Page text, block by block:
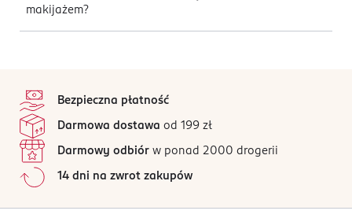
makijażem?
Bezpieczna płatność
Darmowa dostawa od 199 zł
Darmowy odbiór w ponad 2000 drogerii
14 dni na zwrot zakupów